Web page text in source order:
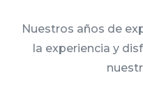
Nuestros años de
la experiencia y